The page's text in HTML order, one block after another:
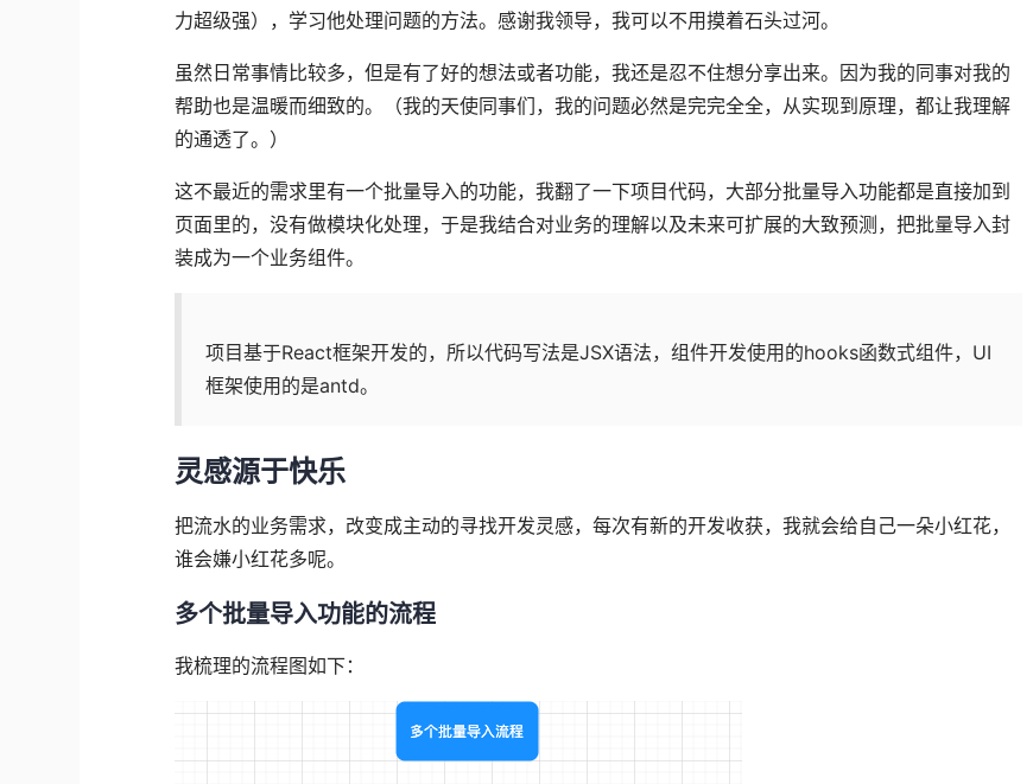
力超级强），学习他处理问题的方法。感谢我领导，我可以不用摸着石头过河。
虽然日常事情比较多，但是有了好的想法或者功能，我还是忍不住想分享出来。因为我的同事对我的
帮助也是温暖而细致的。（我的天使同事们，我的问题必然是完完全全，从实现到原理，都让我理解
的通透了。）
这不最近的需求里有一个批量导入的功能，我翻了一下项目代码，大部分批量导入功能都是直接加到
页面里的，没有做模块化处理，于是我结合对业务的理解以及未来可扩展的大致预测，把批量导入封
装成为一个业务组件。
项目基于React框架开发的，所以代码写法是JSX语法，组件开发使用的hooks函数式组件，UI
框架使用的是antd。
灵感源于快乐
把流水的业务需求，改变成主动的寻找开发灵感，每次有新的开发收获，我就会给自己一朵小红花，
谁会嫌小红花多呢。
多个批量导入功能的流程
我梳理的流程图如下：